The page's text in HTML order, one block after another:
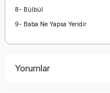
8- Bülbül
9- Baba Ne Yapsa Yeridir
Yorumlar